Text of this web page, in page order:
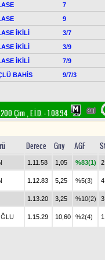
7
9
İKİLİ
3/7
İKİLİ
3/9
İKİLİ
7/9
BAHİS
9/7/3
Çim,E.İ.D. :1.08.94
Derece Gny AGF
1.11.58 1,05 %83(1) 2
1.12.83 5,25 %5(3) 4
1.13.20 3,25 %10(2) 3
1.15.29 10,60 %2(4) 1